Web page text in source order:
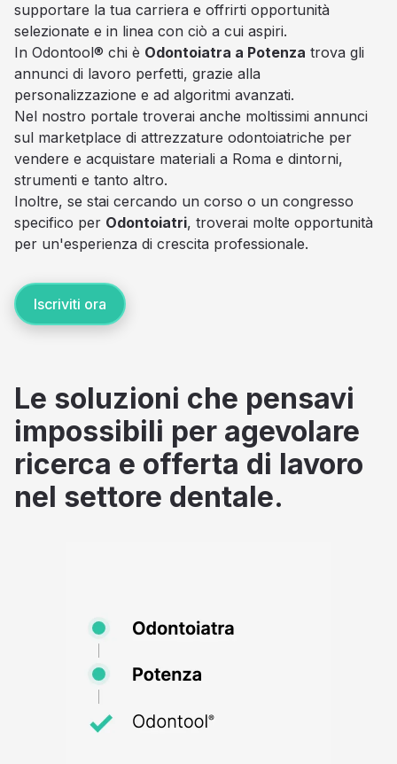
supportare la tua carriera e offrirti opportunità
selezionate e in linea con ciò a cui aspiri.
In Odontool® chi è Odontoiatra a Potenza trova gli
annunci di lavoro perfetti, grazie alla
personalizzazione e ad algoritmi avanzati.
Nel nostro portale troverai anche moltissimi annunci
sul marketplace di attrezzature odontoiatriche per
vendere e acquistare materiali a Roma e dintorni,
strumenti e tanto altro.
Inoltre, se stai cercando un corso o un congresso
specifico per Odontoiatri, troverai molte opportunità
per un'esperienza di crescita professionale.
Iscriviti ora
Le soluzioni che pensavi
impossibili per agevolare
ricerca e offerta di lavoro
nel settore dentale.